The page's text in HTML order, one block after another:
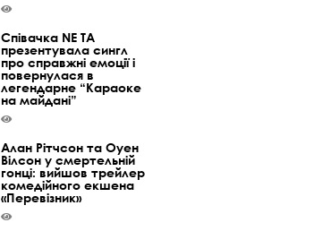
Співачка NE TA
презентувала сингл
про справжні емоції і
повернулася в
легендарне “Караоке
на майдані”
Алан Рітчсон та Оуен
Вілсон у смертельній
гонці: вийшов трейлер
комедійного екшена
«Перевізник»